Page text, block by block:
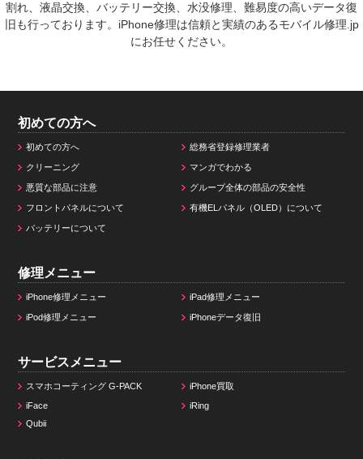
割れ、液晶交換、バッテリー交換、水没修理、難易度の高いデータ復
旧も行っております。iPhone修理は信頼と実績のあるモバイル修理.jp
にお任せください。
初めての方へ
初めての方へ 総務省登録修理業者
クリーニング マンガでわかる
悪質な部品に注意 グループ全体の部品の安全性
フロントパネルについて 有機ELパネル（OLED）について
バッテリーについて
修理メニュー
iPhone修理メニュー iPad修理メニュー
iPod修理メニュー iPhoneデータ復旧
サービスメニュー
スマホコーティング G-PACK
iPhone買取
iFace
iRing
Qubii